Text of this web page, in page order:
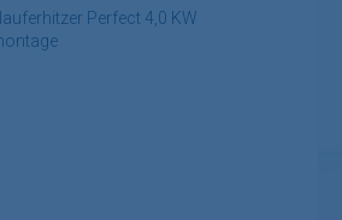
Perfect 4,0 KW